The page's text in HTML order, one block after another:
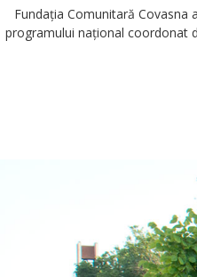
Fundaţia Comunitară Covasna
programului naţional coordonat